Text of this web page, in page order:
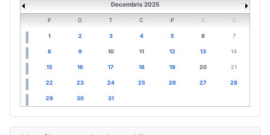
Decembris 2025
P O T C P S S
1 2 3 4 5 6 7
8 9 10 11 12 13 14
15 16 17 18 19 20 21
22 23 24 25 26 27 28
29 30 31